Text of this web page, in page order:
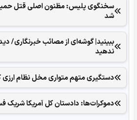
سخنگوی پلیس: مظنون اصلی قتل
شد
ببینید| گوشه‌ای از مصائب خبرنگاری/
ندهید
دستگیری متهم متواری مخل نظام ارزی
دموکرات‌ها: دادستان کل آمریکا شریک